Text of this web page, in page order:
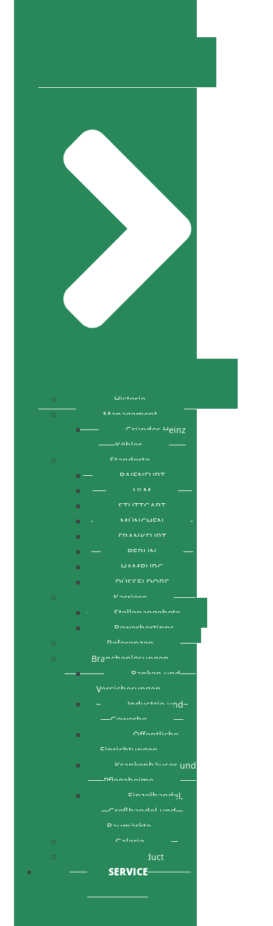
Historie
Management
Gründer Heinz
Köhler
Standorte
BAIENFURT
ULM
STUTTGART
MÜNCHEN
FRANKFURT
BERLIN
HAMBURG
DÜSSELDORF
Karriere
Stellenangebote
Bewerbertipps
Referenzen
Branchenlösungen
Banken und
Versicherungen
Industrie und
Gewerbe
Öffentliche
Einrichtungen
Krankenhäuser und
Pflegeheime
Einzelhandel,
Großhandel und
Baumärkte
Galerie
Code of Conduct
SERVICE